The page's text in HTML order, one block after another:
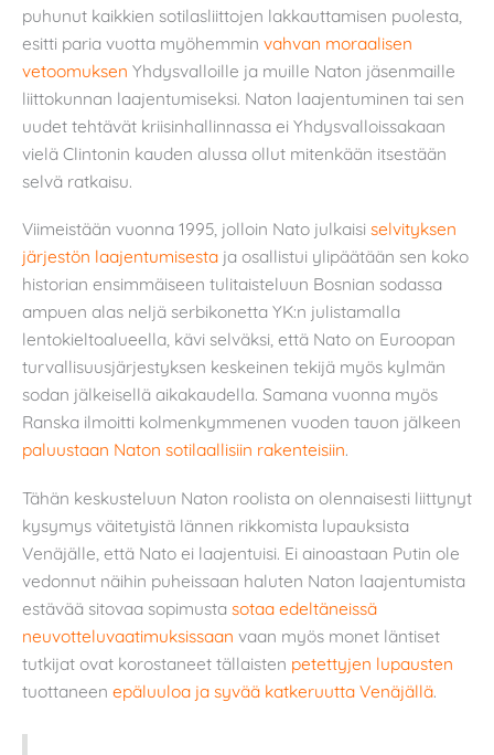
puhunut kaikkien sotilasliittojen lakkauttamisen puolesta,
esitti paria vuotta myöhemmin vahvan moraalisen
vetoomuksen Yhdysvalloille ja muille Naton jäsenmaille
liittokunnan laajentumiseksi. Naton laajentuminen tai sen
uudet tehtävät kriisinhallinnassa ei Yhdysvalloissakaan
vielä Clintonin kauden alussa ollut mitenkään itsestään
selvä ratkaisu.
Viimeistään vuonna 1995, jolloin Nato julkaisi selvityksen
järjestön laajentumisesta ja osallistui ylipäätään sen koko
historian ensimmäiseen tulitaisteluun Bosnian sodassa
ampuen alas neljä serbikonetta YK:n julistamalla
lentokieltoalueella, kävi selväksi, että Nato on Euroopan
turvallisuusjärjestyksen keskeinen tekijä myös kylmän
sodan jälkeisellä aikakaudella. Samana vuonna myös
Ranska ilmoitti kolmenkymmenen vuoden tauon jälkeen
paluustaan Naton sotilaallisiin rakenteisiin.
Tähän keskusteluun Naton roolista on olennaisesti liittynyt
kysymys väitetyistä lännen rikkomista lupauksista
Venäjälle, että Nato ei laajentuisi. Ei ainoastaan Putin ole
vedonnut näihin puheissaan haluten Naton laajentumista
estävää sitovaa sopimusta sotaa edeltäneissä
neuvotteluvaatimuksissaan vaan myös monet läntiset
tutkijat ovat korostaneet tällaisten petettyjen lupausten
tuottaneen epäluuloa ja syvää katkeruutta Venäjällä.